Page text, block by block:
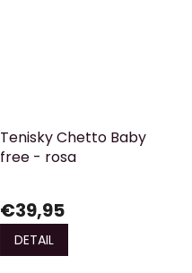
Tenisky Chetto Baby
free - rosa
€39,95
DETAIL